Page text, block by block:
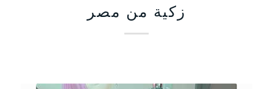
زكية من مصر